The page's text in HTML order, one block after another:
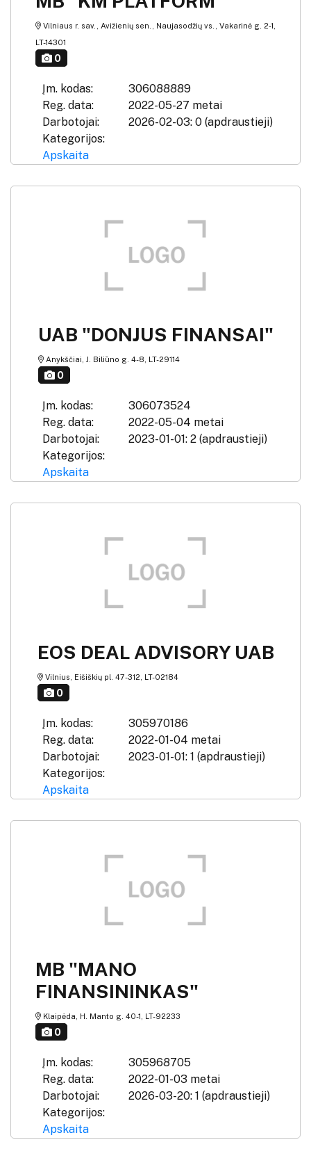
Vilniaus r. sav., Avižienių sen., Naujasodžių vs., Vakarinė g. 2-1,
LT-14301
0
Įm. kodas:
306088889
Reg. data:
2022-05-27 metai
Darbotojai:
2026-02-03: 0 (apdraustieji)
Kategorijos:
Apskaita
UAB "DONJUS FINANSAI"
Anykščiai, J. Biliūno g. 4-8, LT-29114
0
Įm. kodas:
306073524
Reg. data:
2022-05-04 metai
Darbotojai:
2023-01-01: 2 (apdraustieji)
Kategorijos:
Apskaita
EOS DEAL ADVISORY UAB
Vilnius, Eišiškių pl. 47-312, LT-02184
0
Įm. kodas:
305970186
Reg. data:
2022-01-04 metai
Darbotojai:
2023-01-01: 1 (apdraustieji)
Kategorijos:
Apskaita
MB "MANO
FINANSININKAS"
Klaipėda, H. Manto g. 40-1, LT-92233
0
Įm. kodas:
305968705
Reg. data:
2022-01-03 metai
Darbotojai:
2026-03-20: 1 (apdraustieji)
Kategorijos:
Apskaita